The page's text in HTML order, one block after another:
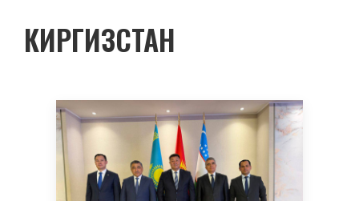
КИРГИЗСТАН